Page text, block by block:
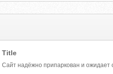
Title
Сайт надёжно припаркован и ожидает